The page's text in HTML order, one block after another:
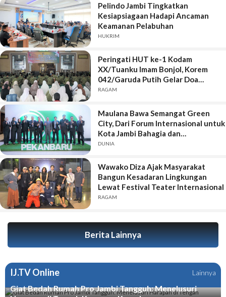
Pelindo Jambi Tingkatkan
Kesiapsiagaan Hadapi Ancaman
Keamanan Pelabuhan
HUKRIM
Peringati HUT ke-1 Kodam
XX/Tuanku Imam Bonjol, Korem
042/Garuda Putih Gelar Doa
Bersama
RAGAM
Maulana Bawa Semangat Green
City, Dari Forum Internasional untuk
Kota Jambi Bahagia dan
Berkelanjutan
DUNIA
Wawako Diza Ajak Masyarakat
Bangun Kesadaran Lingkungan
Lewat Festival Teater Internasional
RAGAM
Berita Lainnya
IJ.TV Online Lainnya
Giat Bedah Rumah Pro Jambi Tangguh: Menelusuri